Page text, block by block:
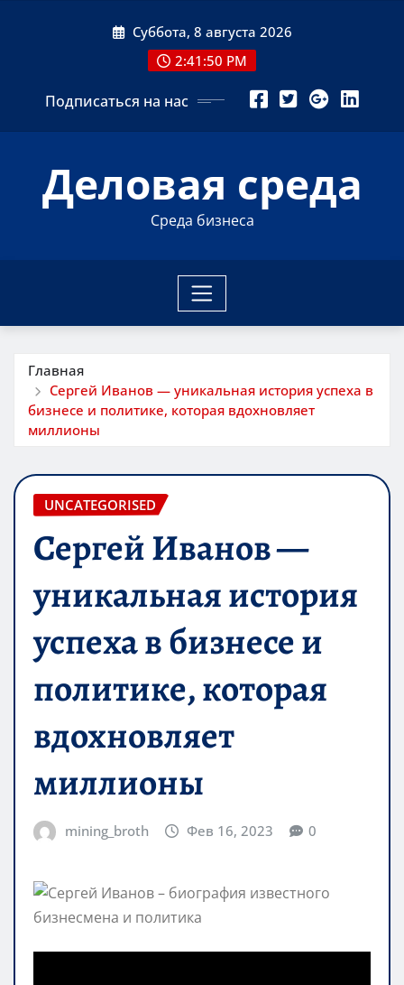
Суббота, 8 августа 2026
2:41:51 PM
Подписаться на нас
Деловая среда
Среда бизнеса
Главная
Сергей Иванов — уникальная история успеха в
бизнесе и политике, которая вдохновляет
миллионы
UNCATEGORISED
Сергей Иванов —
уникальная история
успеха в бизнесе и
политике, которая
вдохновляет
миллионы
mining_broth Фев 16, 2023 0